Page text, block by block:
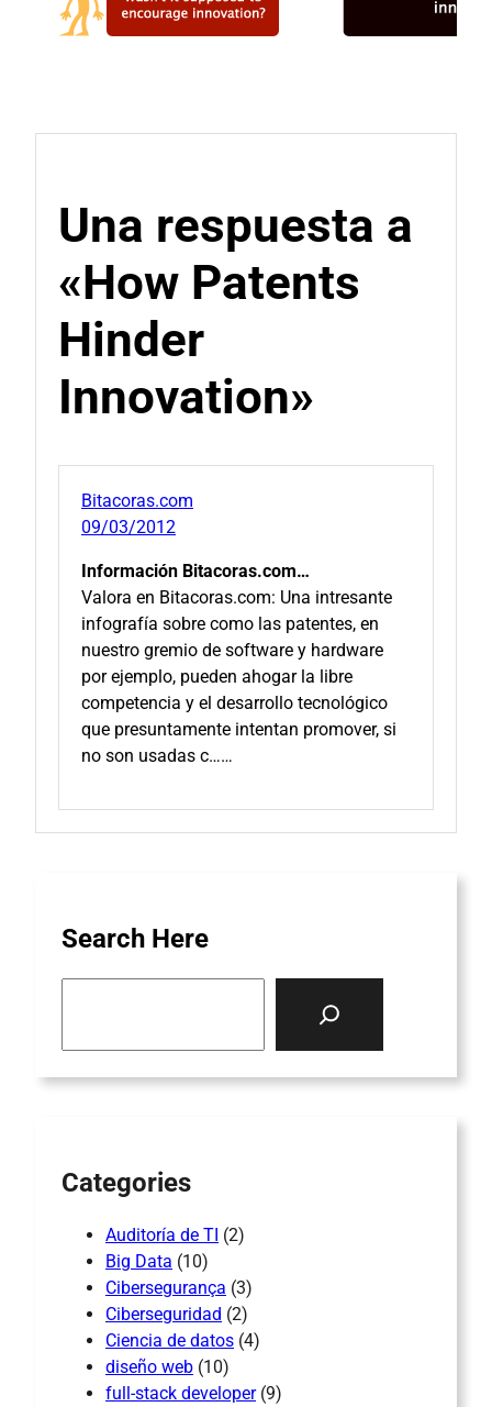
Una respuesta a
«How Patents
Hinder
Innovation»
Bitacoras.com
09/03/2012
Información Bitacoras.com…
Valora en Bitacoras.com: Una intresante
infografía sobre como las patentes, en
nuestro gremio de software y hardware
por ejemplo, pueden ahogar la libre
competencia y el desarrollo tecnológico
que presuntamente intentan promover, si
no son usadas c……
Search Here
Categories
Auditoría de TI (2)
Big Data (10)
Cibersegurança (3)
Ciberseguridad (2)
Ciencia de datos (4)
diseño web (10)
full-stack developer(9)